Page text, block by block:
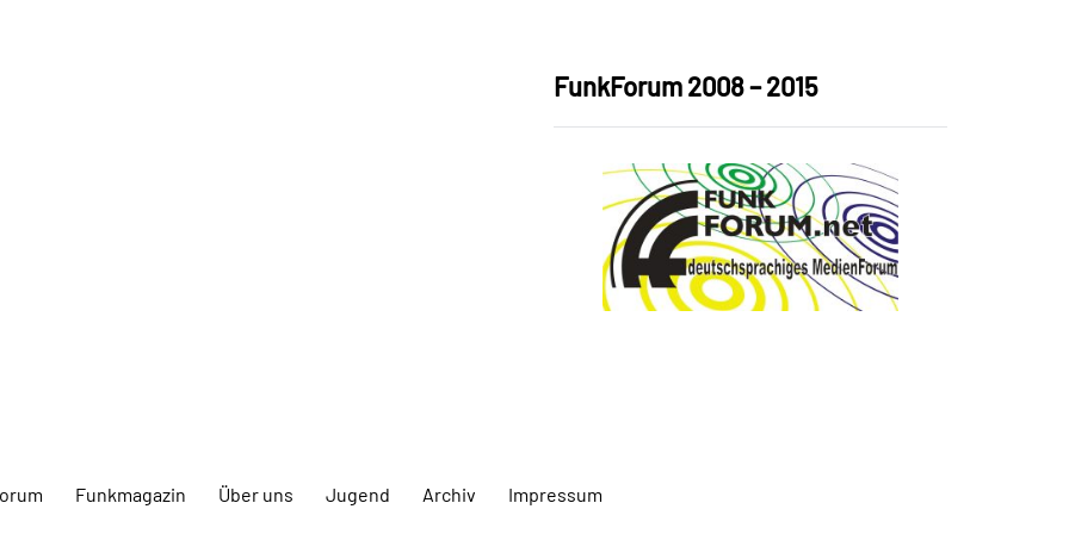
FunkForum 2008 – 2015
Funkmagazin Über uns Jugend Archiv Impressum